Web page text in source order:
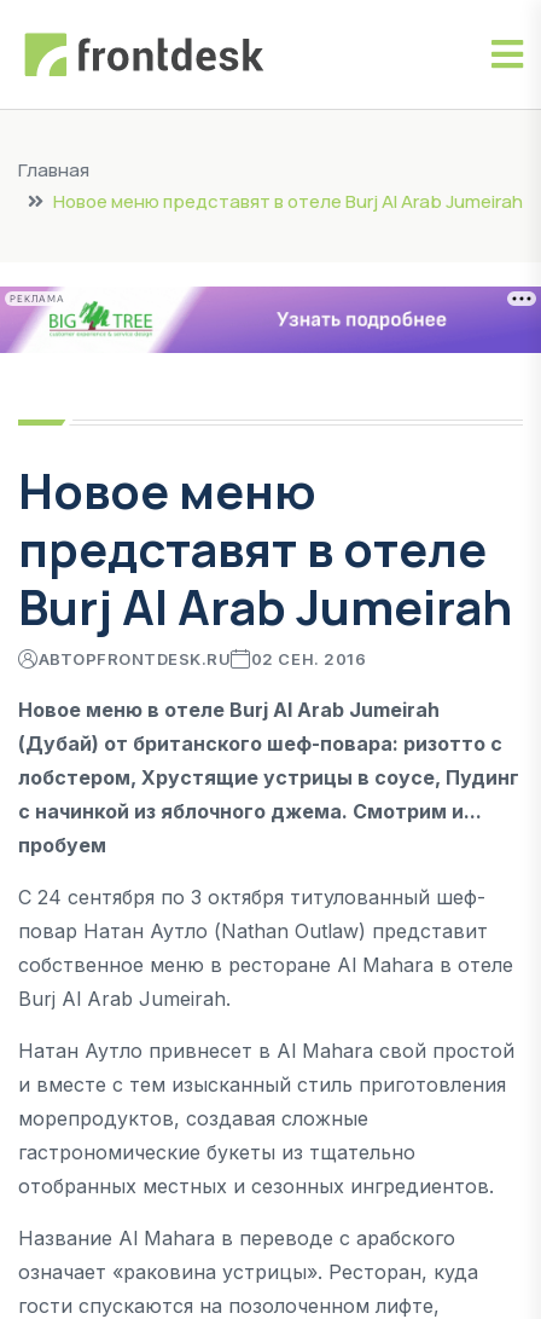
Главная
Новое меню представят в отеле Burj Al Arab Jumeirah
РЕКЛАМА
Новое меню
представят в отеле
Burj Al Arab Jumeirah
АВТОРFRONTDESK.RU 02 СЕН. 2016
Новое меню в отеле Burj Al Arab Jumeirah
(Дубай) от британского шеф-повара: ризотто с
лобстером, Хрустящие устрицы в соусе, Пудинг
с начинкой из яблочного джема. Смотрим и...
пробуем
С 24 сентября по 3 октября титулованный шеф-
повар Натан Аутло (Nathan Outlaw) представит
собственное меню в ресторане Al Mahara в отеле
Burj Al Arab Jumeirah.
Натан Аутло привнесет в Al Mahara свой простой
и вместе с тем изысканный стиль приготовления
морепродуктов, создавая сложные
гастрономические букеты из тщательно
отобранных местных и сезонных ингредиентов.
Название Al Mahara в переводе с арабского
означает «раковина устрицы». Ресторан, куда
гости спускаются на позолоченном лифте,